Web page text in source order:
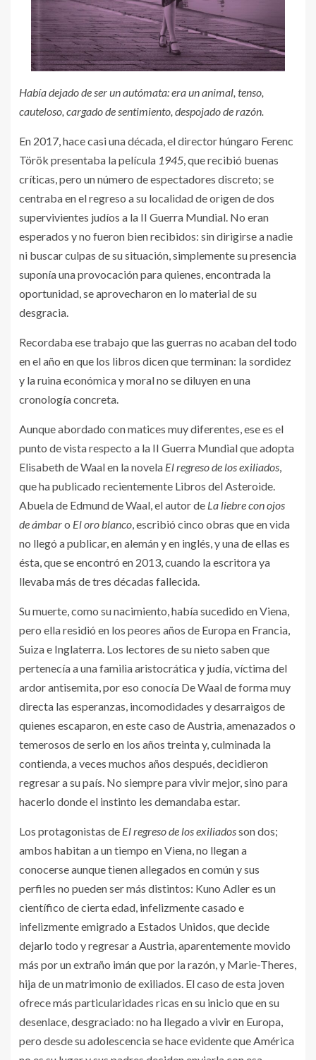
Había dejado de ser un autómata: era un animal, tenso,
cauteloso, cargado de sentimiento, despojado de razón.
En 2017, hace casi una década, el director húngaro Ferenc
Török presentaba la película 1945 , que recibió buenas
críticas, pero un número de espectadores discreto; se
centraba en el regreso a su localidad de origen de dos
supervivientes judíos a la II Guerra Mundial. No eran
esperados y no fueron bien recibidos: sin dirigirse a nadie
ni buscar culpas de su situación, simplemente su presencia
suponía una provocación para quienes, encontrada la
oportunidad, se aprovecharon en lo material de su
desgracia.
Recordaba ese trabajo que las guerras no acaban del todo
en el año en que los libros dicen que terminan: la sordidez
y la ruina económica y moral no se diluyen en una
cronología concreta.
Aunque abordado con matices muy diferentes, ese es el
punto de vista respecto a la II Guerra Mundial que adopta
Elisabeth de Waal en la novela El regreso de los exiliados
que ha publicado recientemente Libros del Asteroide.
Abuela de Edmund de Waal, el autor de La liebre con ojos
de ámbaro El oro blanco , escribió cinco obras que en vida
no llegó a publicar, en alemán y en inglés, y una de ellas es
ésta, que se encontró en 2013, cuando la escritora ya
llevaba más de tres décadas fallecida.
Su muerte, como su nacimiento, había sucedido en Viena,
pero ella residió en los peores años de Europa en Francia,
Suiza e Inglaterra. Los lectores de su nieto saben que
pertenecía a una familia aristocrática y judía, víctima del
ardor antisemita, por eso conocía De Waal de forma muy
directa las esperanzas, incomodidades y desarraigos de
quienes escaparon, en este caso de Austria, amenazados o
temerosos de serlo en los años treinta y, culminada la
contienda, a veces muchos años después, decidieron
regresar a su país. No siempre para vivir mejor, sino para
hacerlo donde el instinto les demandaba estar.
Los protagonistas de El regreso de los exiliadosson dos;
ambos habitan a un tiempo en Viena, no llegan a
conocerse aunque tienen allegados en común y sus
perfiles no pueden ser más distintos: Kuno Adler es un
científico de cierta edad, infelizmente casado e
infelizmente emigrado a Estados Unidos, que decide
dejarlo todo y regresar a Austria, aparentemente movido
más por un extraño imán que por la razón, y Marie-Theres,
hija de un matrimonio de exiliados. El caso de esta joven
ofrece más particularidades ricas en su inicio que en su
desenlace, desgraciado: no ha llegado a vivir en Europa,
pero desde su adolescencia se hace evidente que América